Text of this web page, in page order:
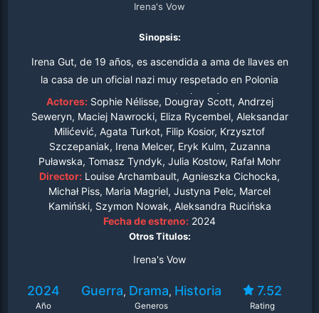
Irena's Vow
Sinopsis:
Irena Gut, de 19 años, es ascendida a ama de llaves en
la casa de un oficial nazi muy respetado en Polonia
cuando descubre que el gueto judío está a punto de ser
liquidado. Decidida a ayudar a doce trabajadores judíos,
decide refugiarlos en el lugar más seguro que se le
ocurre: el sótano de la casa del mayor alemán. Durante
los siguientes ocho meses, Irena utiliza su ingenio, humor
y su inmenso coraje para ocultar a sus amigos el mayor
tiempo posible.
Actores: Sophie Nélisse, Dougray Scott, Andrzej
Seweryn, Maciej Nawrocki, Eliza Rycembel, Aleksandar
Milićević, Agata Turkot, Filip Kosior, Krzysztof
Szczepaniak, Irena Melcer, Eryk Kulm, Zuzanna
Puławska, Tomasz Tyndyk, Julia Kostow, Rafał Mohr
Director: Louise Archambault, Agnieszka Cichocka,
Michał Piss, Maria Magriel, Justyna Pelc, Marcel
Kamiński, Szymon Nowak, Aleksandra Rucińska
Fecha de estreno: 2024
Otros Titulos:
Irena's Vow
2024
Año
Guerra, Drama, Historia
Generos
7.52
Rating